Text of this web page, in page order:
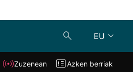
EU
Klisk Zuzenean
Zuzenean Azken berriak